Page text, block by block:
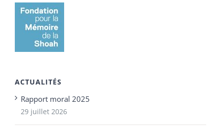
ACTUALITÉS
Rapport moral 2025
29 juillet 2026